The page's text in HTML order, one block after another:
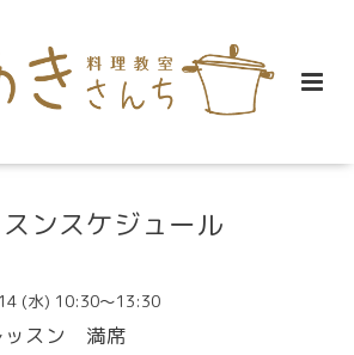
ンスケジュール
(水) 10:30～13:30
ッスン 満席